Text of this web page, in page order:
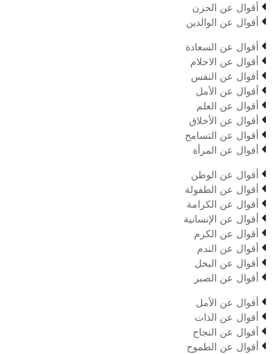
 أقوال عن الحزن
 أقوال عن الوالدين
 أقوال عن السعادة
 أقوال عن الاحلام
 أقوال عن النفس
 أقوال عن الأمل
 أقوال عن العلم
 أقوال عن الأخلاق
 أقوال عن التسامح
 أقوال عن المرأة
 أقوال عن الوطن
 أقوال عن الطفولة
 أقوال عن الكرامة
 أقوال عن الإنسانية
 أقوال عن الكرم
 أقوال عن الندم
 أقوال عن البخل
 أقوال عن الصبر
 أقوال عن الأمل
 أقوال عن الذات
 أقوال عن النجاح
 أقوال عن الطموح